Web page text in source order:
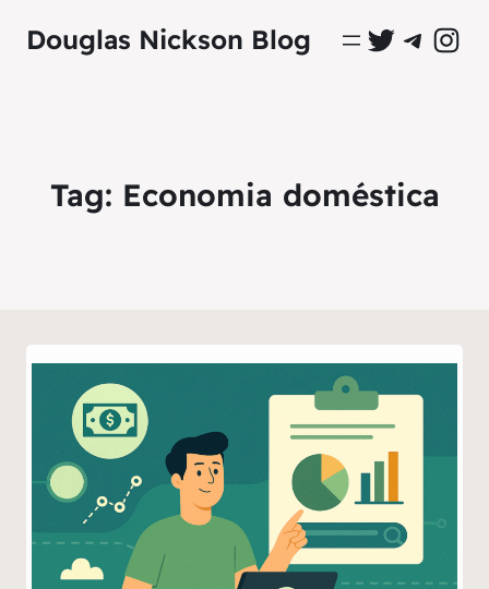
Douglas Nickson Blog Perfil Oficial no Twitter
Grupo Oficial no
Perfil
Tag: Economia doméstica